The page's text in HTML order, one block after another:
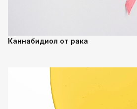
Каннабидиол от рака